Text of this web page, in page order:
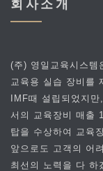
회사소개
(주) 영일교육시스템
교육용 실습 장비를
IMF때 설립되었지
서의 교육장비 매출
탑을 수상하여 교육
앞으로도 고객의 어
최선의 노력을 다 하